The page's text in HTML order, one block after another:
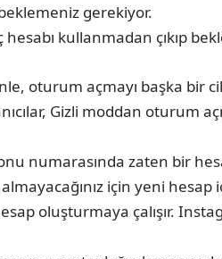
gerekiyor.
kullanmadan çıkıp
oturum açmayı başka bir
Gizli moddan oturum
numarasında zaten bir
için yeni hesap
oluşturmaya çalışır.